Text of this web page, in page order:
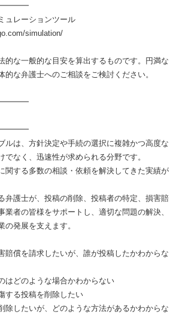
ュレーションツール
simulation/
的な一般的な目安を算出するものです。円満な
的な弁護士へのご相談をご検討ください。
ルは、方針決定や手続の選択に複雑かつ高度な
でなく、迅速性が求められる分野です。
関する多数の相談・依頼を解決してきた実績が
弁護士が、投稿の削除、投稿者の特定、損害賠
業者の皆様をサポートし、適切な問題の解決、
の発展を支えます。
賠償を請求したいが、誰が投稿したかわからな
はどのような場合かわからない
する投稿を削除したい
除したいが、どのような方法があるかわからな